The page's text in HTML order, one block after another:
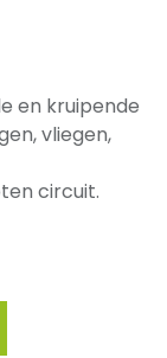
en kruipende
vliegen,
circuit.